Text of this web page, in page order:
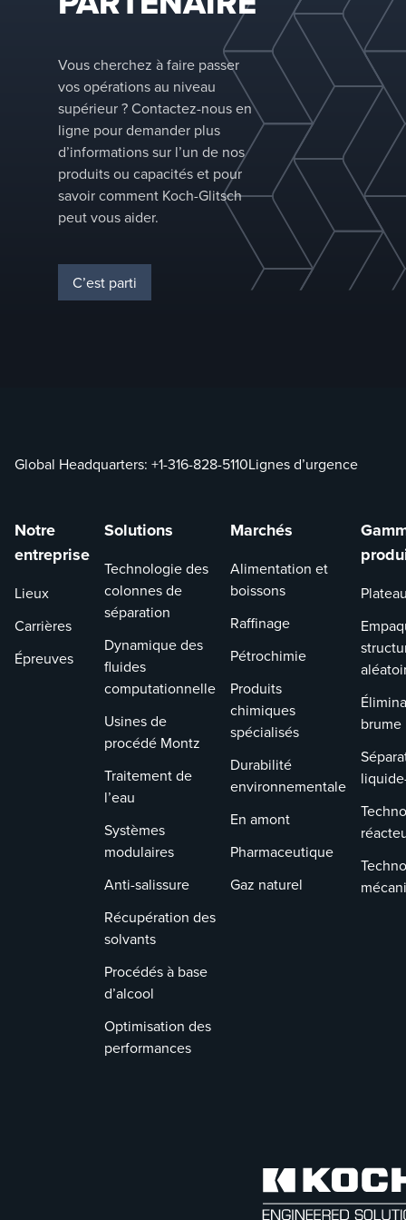
Fournit
et
travers
Améliore
l’efficacité
décapage
Fournit
temps
Réduit
Pas
haute
le lit
Facile à
entretenir
Des
coque
bas
Les
retirées
Vous cherchez à faire passer
vos opérations au niveau
supérieur ? Contactez-nous en
ligne pour demander plus
d’informations sur l’un de nos
produits ou capacités et pour
savoir comment Koch-Glitsch
peut vous aider.
C’est parti
Global Headquarters: +1-316-828-5110Lignes d’urgence
Notre
entreprise
Lieux
Carrières
Épreuves
Solutions
Technologie des
colonnes de
séparation
Dynamique des
fluides
computationnelle
Usines de
procédé Montz
Traitement de
l’eau
Systèmes
modulaires
Anti-salissure
Récupération des
solvants
Procédés à base
d’alcool
Optimisation des
performances
Marchés
Alimentation et
boissons
Raffinage
Pétrochimie
Produits
chimiques
spécialisés
Durabilité
environnementale
En amont
Pharmaceutique
Gaz naturel
brume